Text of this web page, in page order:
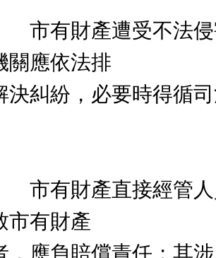
有財產遭受不法侵
關應依法排
決糾紛，必要時得循
有財產直接經管人
市有財產
，應負賠償責任；其